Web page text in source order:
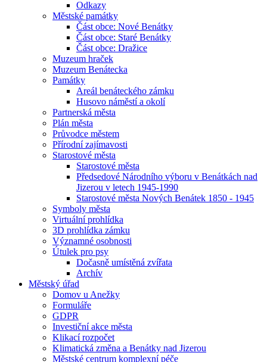
Odkazy
Městské památky
Část obce: Nové Benátky
Část obce: Staré Benátky
Část obce: Dražice
Muzeum hraček
Muzeum Benátecka
Památky
Areál benáteckého zámku
Husovo náměstí a okolí
Partnerská města
Plán města
Průvodce městem
Přírodní zajímavosti
Starostové města
Starostové města
Předsedové Národního výboru v Benátkách nad
Jizerou v letech 1945-1990
Starostové města Nových Benátek 1850 - 1945
Symboly města
Virtuální prohlídka
3D prohlídka zámku
Významné osobnosti
Útulek pro psy
Dočasně umístěná zvířata
Archív
Městský úřad
Domov u Anežky
Formuláře
GDPR
Investiční akce města
Klikací rozpočet
Klimatická změna a Benátky nad Jizerou
Městské centrum komplexní péče